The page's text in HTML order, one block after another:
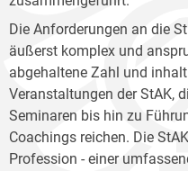
Die Anforderungen an die
äußerst komplex und
abgehaltene Zahl und
Veranstaltungen der StAK,
Seminaren bis hin zu
Coachings reichen. Die
Profession - einer